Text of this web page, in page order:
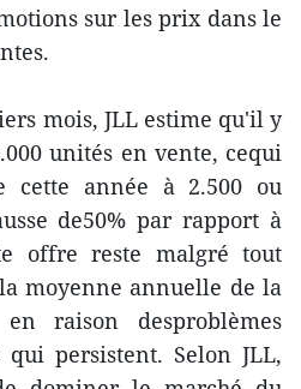
sur les prix dans le
mois, JLL estime qu'il y
unités en vente, cequi
cette année à 2.500 ou
de50% par rapport à
offre reste malgré tout
moyenne annuelle de la
en raison desproblèmes
persistent. Selon JLL,